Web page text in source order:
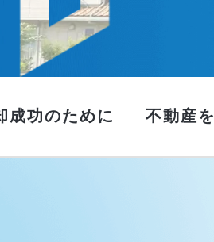
成功のために 不動産